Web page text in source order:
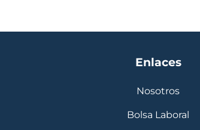
Enlaces
Nosotros
Bolsa Laboral